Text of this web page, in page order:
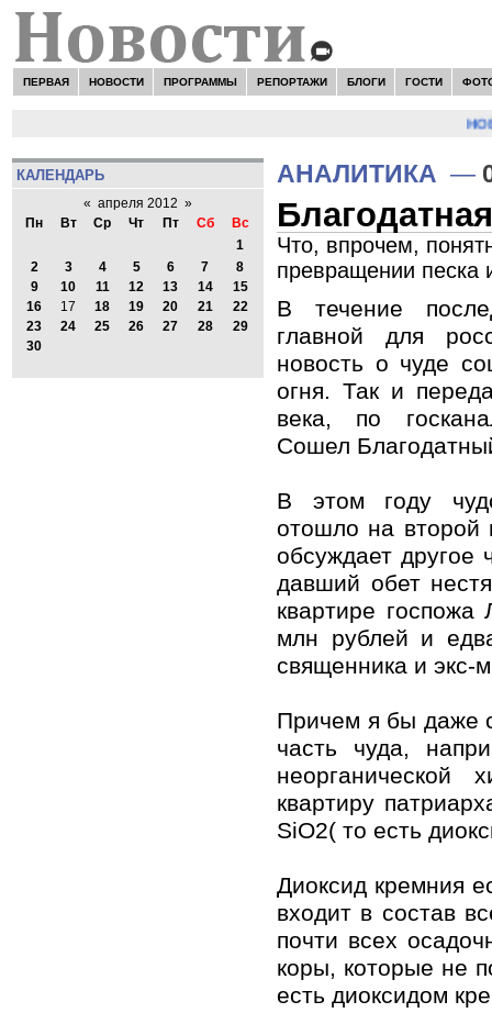
ПЕРВАЯ НОВОСТИ ПРОГРАММЫ РЕПОРТАЖИ БЛОГИ ГОСТИ
КАЛЕНДАРЬ
« апреля 2012 »
Пн
Вт Ср Чт Пт Сб
Вс
1
2
3 4 5 6 7
8
9
10 11 12 13 14
15
16
17 18 19 20 21
22
23
24 25 26 27 28
29
30
АНАЛИТИКА —
Что, впрочем,
превращении песка
В течение
главной для
новость о чуде
огня. Так и
века, по
Сошел
В этом году
отошло на второй
обсуждает другое
давший обет
квартире
млн рублей и
священника и
Причем я бы даже
часть чуда,
квартиру
SiO2( то есть
Диоксид кремния
входит в состав
почти всех
коры, которые не
есть диоксидом